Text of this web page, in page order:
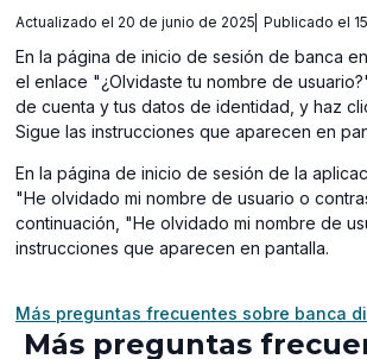
Actualizado el 20 de junio de 2025 Publicado el
En la página de inicio de sesión de banca
el enlace "¿Olvidaste tu nombre de
de cuenta y tus datos de identidad, y haz
Sigue las instrucciones que aparecen en
En la página de inicio de sesión de la
"He olvidado mi nombre de usuario o
continuación, "He olvidado mi nombre de
instrucciones que aparecen en pantalla.
Más preguntas frecuentes sobre banca
Más preguntas